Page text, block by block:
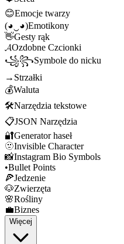
😊Emocje twarzy
(◕‿◕)Emotikony
👋Gesty rąk
𝓐Ozdobne Czcionki
꧁꧂Symbole do nicku
→ Strzałki
💰Waluta
🛠️Narzędzia tekstowe
📋JSON Narzędzia
🔐Generator haseł
🫥Invisible Character
📸Instagram Bio Symbols
•Bullet Points
🍕Jedzenie
🐶Zwierzęta
🌸Rośliny
💼Biznes
Więcej